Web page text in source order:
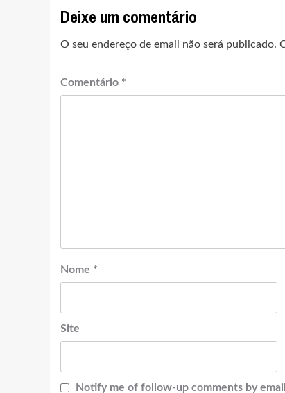
Deixe um comentário
O seu endereço de email não será publicado.
Comentário *
Nome *
Site
Notify me of follow-up comments by